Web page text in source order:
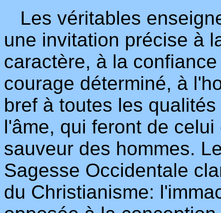
Les véritables
une invitation précise à
caractère, à la
courage déterminé, à
bref à toutes les
l'âme, qui feront de
sauveur des hommes.
Sagesse Occidentale
du Christianisme: